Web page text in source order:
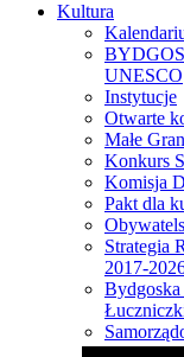
Kultura
UNESCO
Instytucje
Otwarte
Małe
Konkurs
Komisja
Pakt dla
Strategia
2017-
Bydgoska